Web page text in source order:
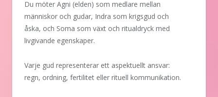
Du möter Agni (elden) som medlare mellan
människor och gudar, Indra som krigsgud och
åska, och Soma som växt och ritualdryck med
livgivande egenskaper.
Varje gud representerar ett aspektuellt ansvar:
regn, ordning, fertilitet eller rituell kommunikation.